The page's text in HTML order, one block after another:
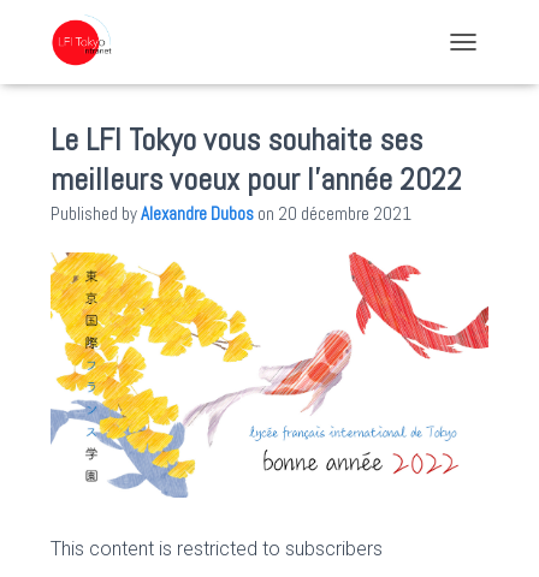
Le LFI Tokyo vous souhaite ses
meilleurs voeux pour l’année 2022
Published byAlexandre Dubos on 20 décembre 2021
This content is restricted to subscribers